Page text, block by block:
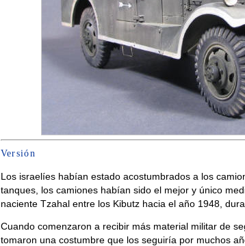
Versión
Los israelíes habían estado acostumbrados a los
tanques, los camiones habían sido el mejor y único
naciente Tzahal entre los Kibutz hacia el año 1948,
Cuando comenzaron a recibir más material militar de
tomaron una costumbre que los seguiría por muchos